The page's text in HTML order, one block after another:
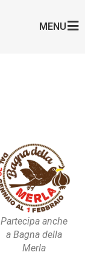
MENU
Partecipa anche
a Bagna della
Merla